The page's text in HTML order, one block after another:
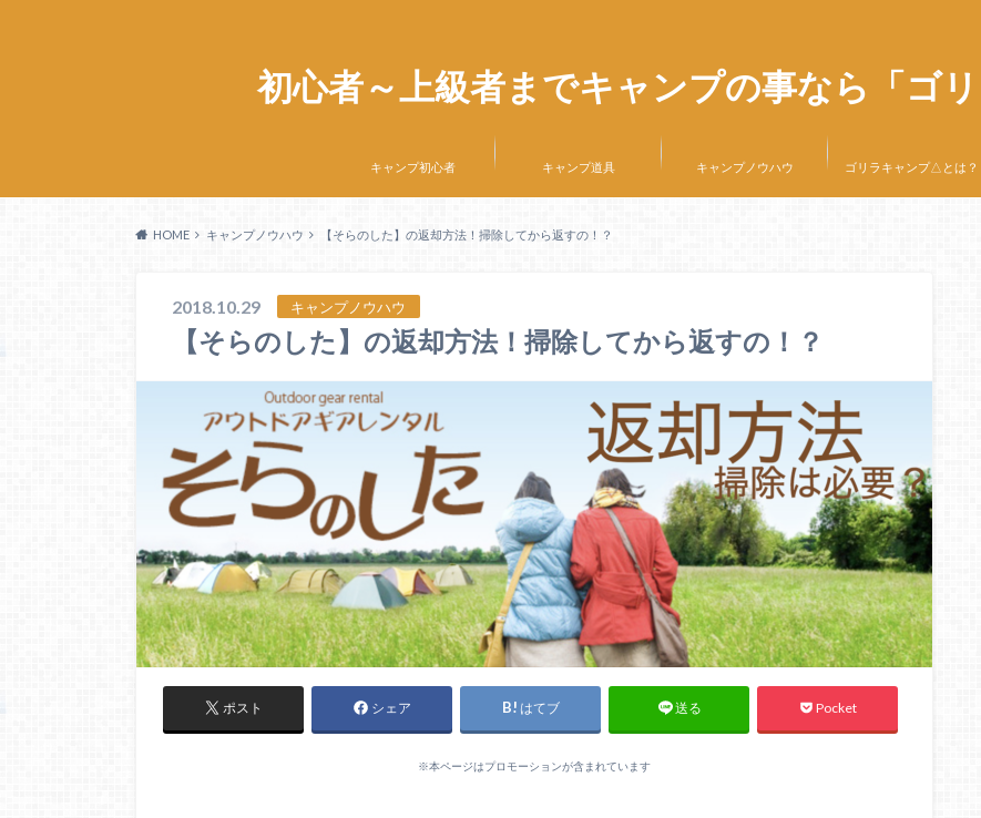
初心者～上級者までキャンプの事なら「ゴ
キャンプ初心者 キャンプ道具 キャンプノウハウ ゴリラキャンプ△とは？
HOME キャンプノウハウ 【そらのした】の返却方法！掃除してから返すの！？
2018.10.29 キャンプノウハウ
【そらのした】の返却方法！掃除してから返すの！？
ポスト シェア はてブ 送る Pocket
※本ページはプロモーションが含まれています